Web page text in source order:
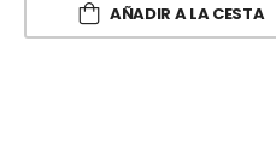
AÑADIR A LA CESTA